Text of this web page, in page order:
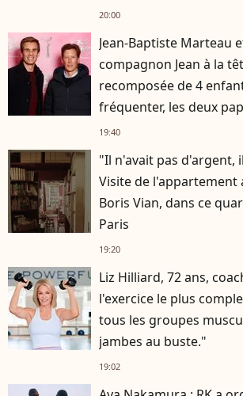
s'est occupée de tout
20:00
Jean-Baptiste Marteau
compagnon Jean à la
recomposée de 4
fréquenter, les deux
connaissaient depuis
19:40
"Il n'avait pas d'argent,
Visite de l'appartement
Boris Vian, dans ce
Paris
19:20
Liz Hilliard, 72 ans,
l'exercice le plus
tous les groupes
jambes au buste."
19:02